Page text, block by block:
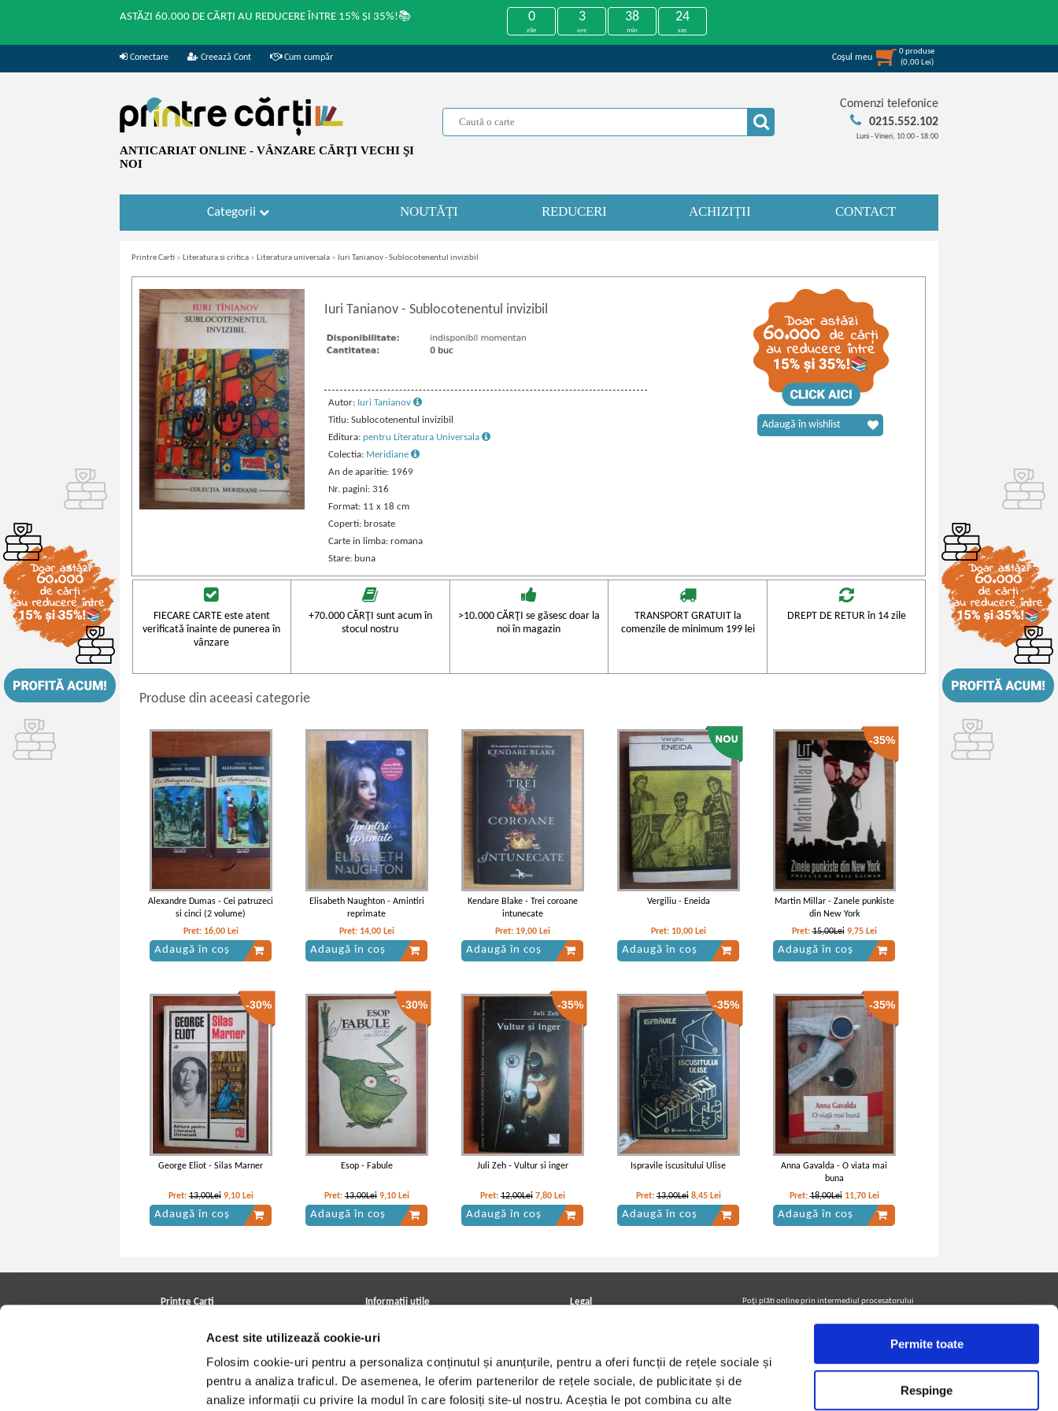
Acest site utilizează cookie-uri
Folosim cookie-uri pentru a personaliza conținutul și anunțurile, pentru a oferi funcții de rețele sociale și
pentru a analiza traficul. De asemenea, le oferim partenerilor de rețele sociale, de publicitate și de
analize informații cu privire la modul în care folosiți site-ul nostru. Aceștia le pot combina cu alte
Permite toate
Respinge
ASTĂZI 60.000 DE CĂRȚI AU REDUCERE ÎNTRE 15% ȘI 35%!📚 0
zile
3
ore
38
min
24
sec
Conectare Creează Cont Cum cumpăr Coşul meu
0produse
(0,00 Lei)
ANTICARIAT ONLINE - VÂNZARE CĂRŢI VECHI ŞI
NOI
Comenzi telefonice
0215.552.102
Luni - Vineri, 10:00 - 18:00
Categorii NOUTĂȚI REDUCERI ACHIZIȚII CONTACT
Printre Carti » Literatura si critica » Literatura universala » Iuri Tanianov - Sublocotenentul invizibil
Iuri Tanianov - Sublocotenentul invizibil
Autor: Iuri Tanianov
Titlu: Sublocotenentul invizibil
Editura: pentru Literatura Universala
Colectia: Meridiane
An de aparitie: 1969
Nr. pagini: 316
Format: 11 x 18 cm
Coperti: brosate
Carte in limba: romana
Stare: buna
Adaugă în wishlist
FIECARE CARTE este atent
verificată înainte de punerea în
vânzare
+70.000 CĂRŢI sunt acum în
stocul nostru
>10.000 CĂRŢI se găsesc doar la
noi în magazin
TRANSPORT GRATUIT la
comenzile de minimum 199 lei
DREPT DE RETUR în 14 zile
Produse din aceeasi categorie
Alexandre Dumas - Cei patruzeci
si cinci (2 volume)
Pret: 16,00 Lei
Adaugă în coș
Elisabeth Naughton - Amintiri
reprimate
Pret: 14,00 Lei
Adaugă în coș
Kendare Blake - Trei coroane
intunecate
Pret: 19,00 Lei
Adaugă în coș
Vergiliu - Eneida
Pret: 10,00 Lei
Adaugă în coș
-35%
Martin Millar - Zanele punkiste
din New York
Pret:15,00Lei 9,75 Lei
Adaugă în coș
-30%
George Eliot - Silas Marner
Pret: 13,00Lei 9,10 Lei
Adaugă în coș
-30%
Esop - Fabule
Pret:13,00Lei 9,10 Lei
Adaugă în coș
-35%
Juli Zeh - Vultur si inger
Pret:12,00Lei 7,80 Lei
Adaugă în coș
-35%
Ispravile iscusitului Ulise
Pret:13,00Lei 8,45 Lei
Adaugă în coș
-35%
Anna Gavalda - O viata mai
buna
Pret:18,00Lei 11,70 Lei
Adaugă în coș
Printre Carti
Cele mai căutate cărți
Blog Printre Carti
Informatii utile
Achizitii viniluri, casete, CD/DVD
Cum cumpar?
Politica de livrare
Retur comenzi
Angajari - Cariere
Legal
Termeni si conditii
Utilizare cookie-uri
Poţi plăti online prin intermediul procesatorului
Urmăreşte-ne pe facebook pentru a fi la curent cu